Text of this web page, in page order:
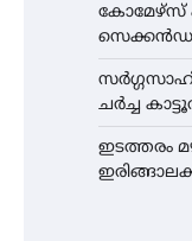
ചർച്ച
ഇടത്തരം